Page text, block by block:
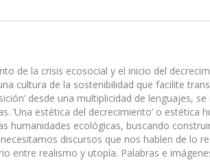
de la crisis ecosocial y el inicio del
cultura de la sostenibilidad que facilite
desde una multiplicidad de lenguajes,
‘Una estética del decrecimiento’ o
humanidades ecológicas, buscando
discursos que nos hablen de lo
entre realismo y utopía. Palabras e